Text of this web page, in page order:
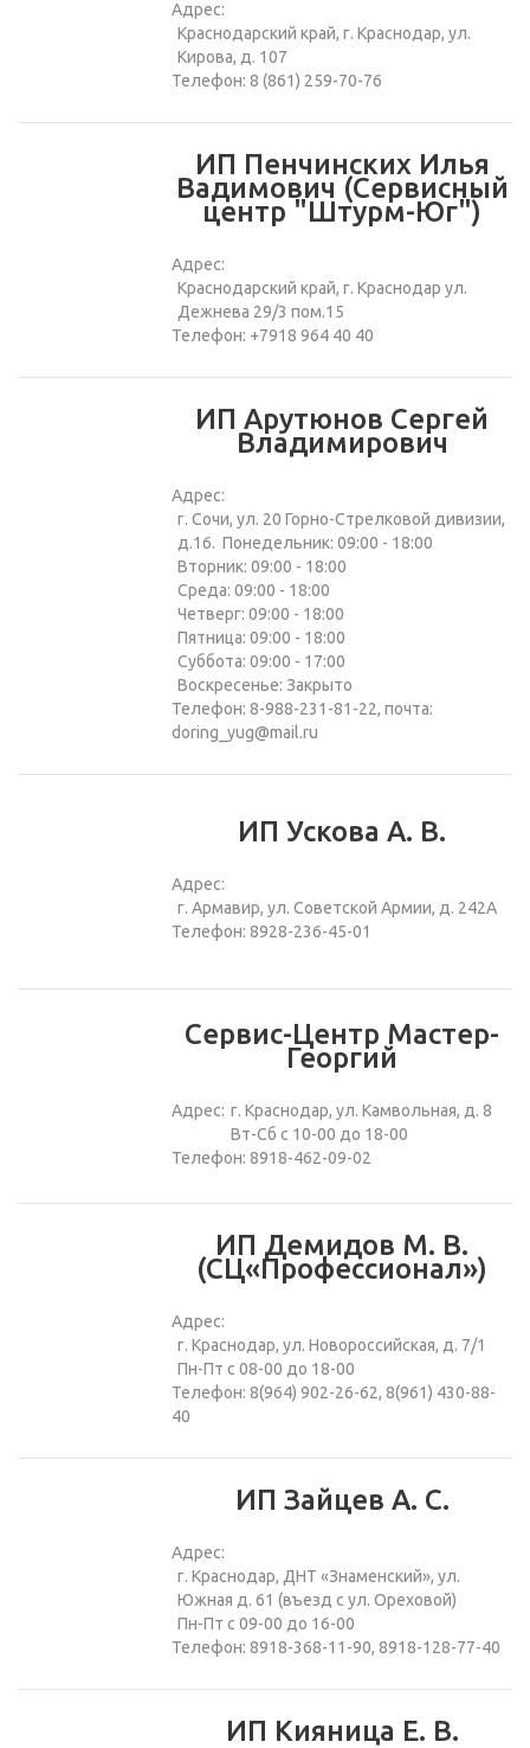
Адрес:
Краснодарский край, г. Краснодар, ул.
Кирова, д. 107
Телефон: 8 (861) 259-70-76
ИП Пенчинских Илья
Вадимович (Сервисный
центр "Штурм-Юг")
Адрес:
Краснодарский край, г. Краснодар ул.
Дежнева 29/3 пом.15
Телефон: +7918 964 40 40
ИП Арутюнов Сергей
Владимирович
Адрес:
г. Сочи, ул. 20 Горно-Стрелковой дивизии,
д.16. Понедельник: 09:00 - 18:00
Вторник: 09:00 - 18:00
Среда: 09:00 - 18:00
Четверг: 09:00 - 18:00
Пятница: 09:00 - 18:00
Суббота: 09:00 - 17:00
Воскресенье: Закрыто
Телефон: 8-988-231-81-22, почта:
doring_yug@mail.ru
ИП Ускова А. В.
Адрес:
г. Армавир, ул. Советской Армии, д. 242А
Телефон: 8928-236-45-01
Сервис-Центр Мастер-
Георгий
Адрес: г. Краснодар, ул. Камвольная, д. 8
Вт-Сб с 10-00 до 18-00
Телефон: 8918-462-09-02
ИП Демидов М. В.
(СЦ«Профессионал»)
Адрес:
г. Краснодар, ул. Новороссийская, д. 7/1
Пн-Пт с 08-00 до 18-00
Телефон: 8(964) 902-26-62, 8(961) 430-88-
40
ИП Зайцев А. С.
Адрес:
г. Краснодар, ДНТ «Знаменский», ул.
Южная д. 61 (въезд с ул. Ореховой)
Пн-Пт с 09-00 до 16-00
Телефон: 8918-368-11-90, 8918-128-77-40
ИП Кияница Е. В.